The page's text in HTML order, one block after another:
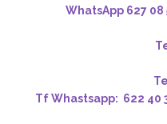
WhatsApp 627 08
Telf. 91
Telf. 91 478
Tf Whastsapp: 622 40